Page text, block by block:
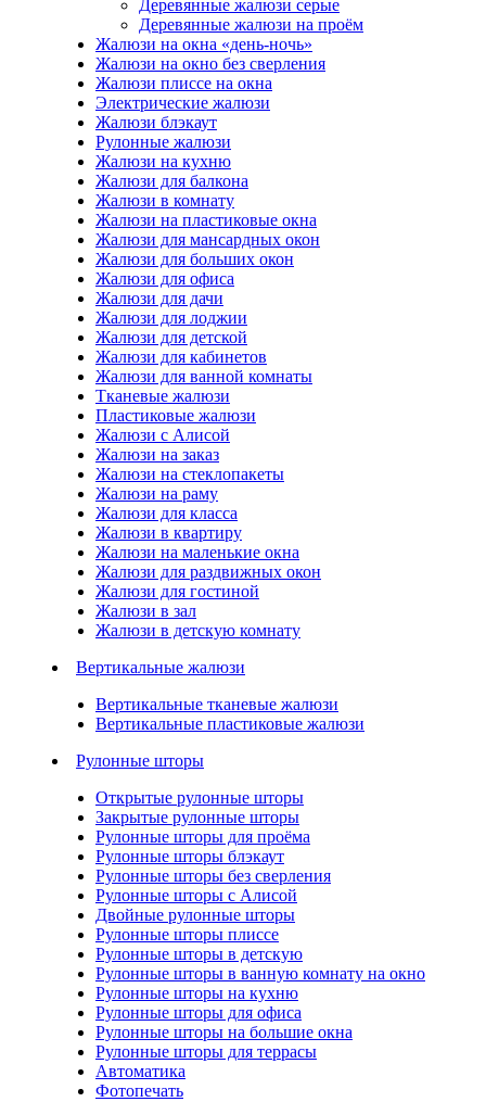
Деревянные жалюзи серые
Деревянные жалюзи на проём
Жалюзи на окна «день-ночь»
Жалюзи на окно без сверления
Жалюзи плиссе на окна
Электрические жалюзи
Жалюзи блэкаут
Рулонные жалюзи
Жалюзи на кухню
Жалюзи для балкона
Жалюзи в комнату
Жалюзи на пластиковые окна
Жалюзи для мансардных окон
Жалюзи для больших окон
Жалюзи для офиса
Жалюзи для дачи
Жалюзи для лоджии
Жалюзи для детской
Жалюзи для кабинетов
Жалюзи для ванной комнаты
Тканевые жалюзи
Пластиковые жалюзи
Жалюзи с Алисой
Жалюзи на заказ
Жалюзи на стеклопакеты
Жалюзи на раму
Жалюзи для класса
Жалюзи в квартиру
Жалюзи на маленькие окна
Жалюзи для раздвижных окон
Жалюзи для гостиной
Жалюзи в зал
Жалюзи в детскую комнату
Вертикальные жалюзи
Вертикальные тканевые жалюзи
Вертикальные пластиковые жалюзи
Рулонные шторы
Открытые рулонные шторы
Закрытые рулонные шторы
Рулонные шторы для проёма
Рулонные шторы блэкаут
Рулонные шторы без сверления
Рулонные шторы с Алисой
Двойные рулонные шторы
Рулонные шторы плиссе
Рулонные шторы в детскую
Рулонные шторы в ванную комнату на окно
Рулонные шторы на кухню
Рулонные шторы для офиса
Рулонные шторы на большие окна
Рулонные шторы для террасы
Автоматика
Фотопечать